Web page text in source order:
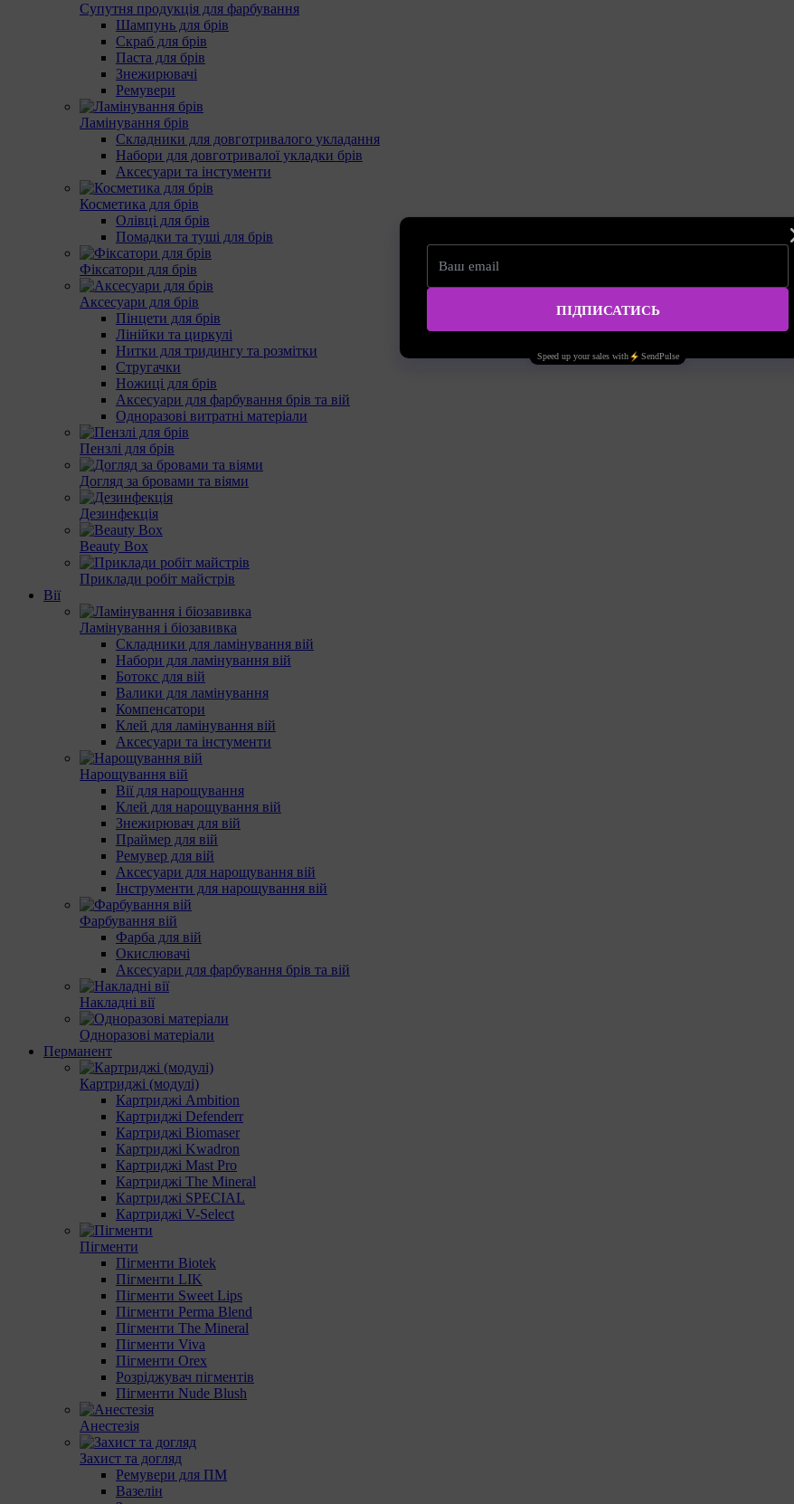
Супутня продукція для фарбування
Шампунь для брів
Скраб для брів
Паста для брів
Знежирювачі
Ремувери
Ламінування брів
Складники для довготривалого укладання
Набори для довготривалої укладки брів
Аксесуари та інстументи
Косметика для брів
Олівці для брів
Помадки та туші для брів
Фіксатори для брів
Аксесуари для брів
Пінцети для брів
Лінійки та циркулі
Нитки для тридингу та розмітки
Стругачки
Ножиці для брів
Аксесуари для фарбування брів та вій
Одноразові витратні матеріали
Пензлі для брів
Догляд за бровами та віями
Дезинфекція
Beauty Box
Приклади робіт майстрів
Вії
Ламінування і біозавивка
Складники для ламінування вій
Набори для ламінування вій
Ботокс для вій
Валики для ламінування
Компенсатори
Клей для ламінування вій
Аксесуари та інстументи
Нарощування вій
Вії для нарощування
Клей для нарощування вій
Знежирювач для вій
Праймер для вій
Ремувер для вій
Аксесуари для нарощування вій
Інструменти для нарощування вій
Фарбування вій
Фарба для вій
Окислювачі
Аксесуари для фарбування брів та вій
Накладні вії
Одноразові матеріали
Перманент
Картриджі (модулі)
Картриджі Ambition
Картриджі Defenderr
Картриджі Biomaser
Картриджі Kwadron
Картриджі Mast Pro
Картриджі The Mineral
Картриджі SPECIAL
Картриджі V-Select
Пігменти
Пігменти Biotek
Пігменти LIK
Пігменти Sweet Lips
Пігменти Perma Blend
Пігменти The Mineral
Пігменти Viva
Пігменти Orex
Розріджувач пігментів
Пігменти Nude Blush
Анестезія
Захист та догляд
Ремувери для ПМ
Вазелін